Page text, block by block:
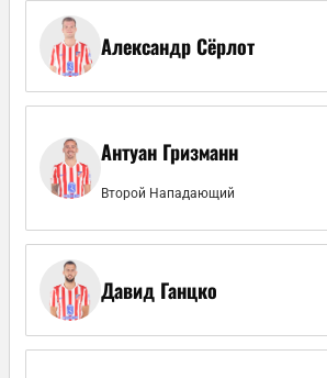
Александр Сёрлот
Антуан Гризманн
Второй Нападающий
Давид Ганцко